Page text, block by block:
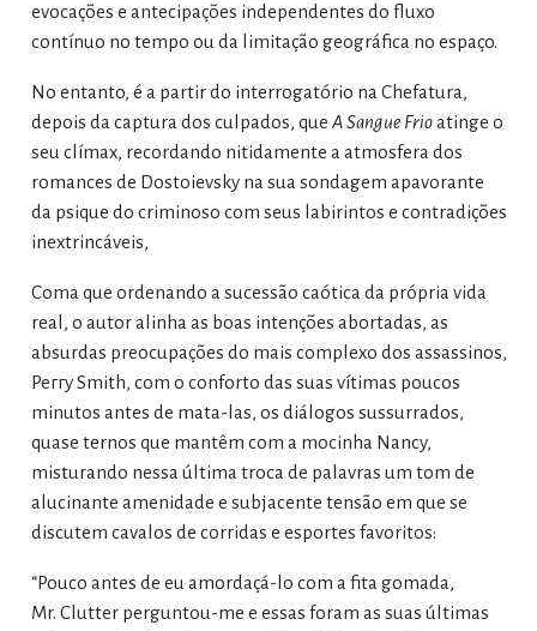
evocações e antecipações independentes do fluxo
contínuo no tempo ou da limitação geográfica no espaço.
No entanto, é a partir do interrogatório na Chefatura,
depois da captura dos culpados, que A Sangue Frioatinge o
seu clímax, recordando nitidamente a atmosfera dos
romances de Dostoievsky na sua sondagem apavorante
da psique do criminoso com seus labirintos e contradições
inextrincáveis,
Coma que ordenando a sucessão caótica da própria vida
real, o autor alinha as boas intenções abortadas, as
absurdas preocupações do mais complexo dos assassinos,
Реггу Smith, com o conforto das suas vítimas poucos
minutos antes de mata-las, os diálogos sussurrados,
quase ternos que mantêm com a mocinha Nancy,
misturando nessa última troca de palavras um tom de
alucinante amenidade e subjacente tensão em que se
discutem cavalos de corridas e esportes favoritos:
“Pouco antes de eu amordaçá-lo com a fita gomada,
Mr. Clutter perguntou-me e essas foram as suas últimas